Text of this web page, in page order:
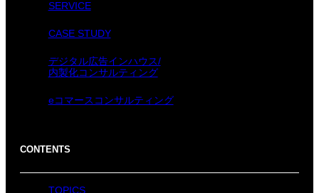
SERVICE
CASE STUDY
デジタル広告インハウス/
内製化コンサルティング
eコマースコンサルティング
CONTENTS
TOPICS